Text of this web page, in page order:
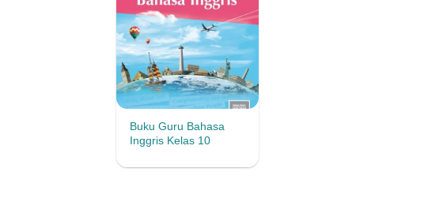
Buku Guru Bahasa
Inggris Kelas 10